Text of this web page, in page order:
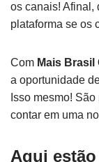
os canais! Afinal,
plataforma se os
Com Mais Brasil
a oportunidade
Isso mesmo!
contar em uma
Aqui